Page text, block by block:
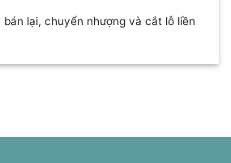
lại, chuyển nhượng và cắt lỗ liền